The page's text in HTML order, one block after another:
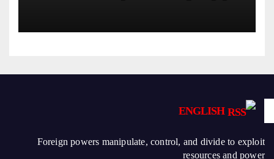
ENGLISH
Foreign powers manipulate, control, and divide to exploit
resources and power